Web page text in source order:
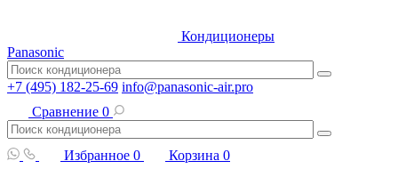
Кондиционеры
Panasonic
+7 (495) 182-25-69 info@panasonic-air.pro
Сравнение 0
Избранное 0 Корзина 0